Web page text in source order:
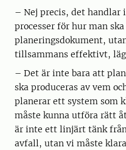
– Nej precis, det handlar
processer för hur man
planeringsdokument,
tillsammans effektivt,
– Det är inte bara att
ska produceras av vem
planerar ett system som
måste kunna utföra rätt
är inte ett linjärt tänk
avfall, utan vi måste